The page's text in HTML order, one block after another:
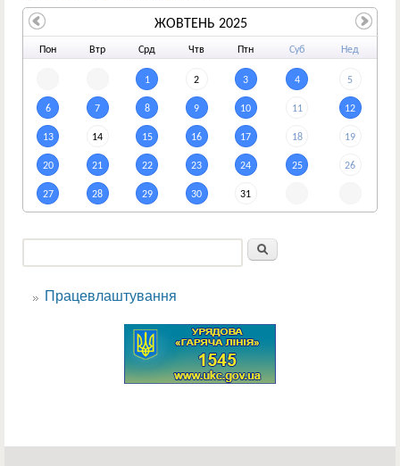
Пон Втр Срд Чтв Птн Суб Нед
1 2 3 4 5
6 7 8 9 10 11 12
13 14 15 16 17 18 19
20 21 22 23 24 25 26
27 28 29 30 31
ЖОВТЕНЬ 2025
Пошукова форма
Працевлаштування